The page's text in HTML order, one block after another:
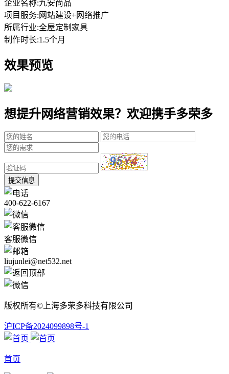
企业名称:九安尚品
项目服务: 网站建设+网络推广
所属行业:全屋定制家具
制作时长:1.5个月
效果预览
想提升网络营销效果？欢迎携手多荣多
提交信息
400-622-6167
客服微信
liujunlei@net532.net
版权所有©上海多荣多科技有限公司
沪ICP备2024099898号-1
首页